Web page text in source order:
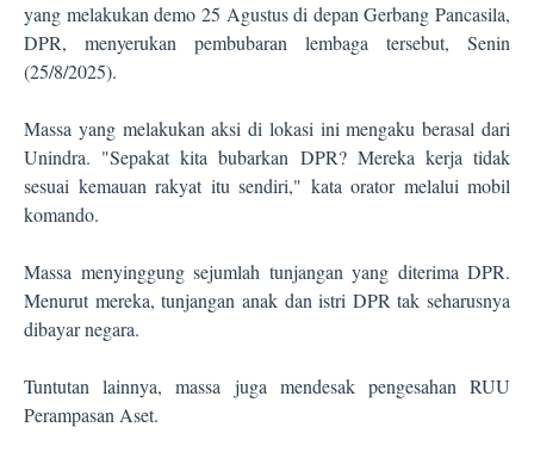
yang melakukan demo 25 Agustus di depan Gerbang Pancasila,
DPR, menyerukan pembubaran lembaga tersebut, Senin
(25/8/2025).
Massa yang melakukan aksi di lokasi ini mengaku berasal dari
Unindra. "Sepakat kita bubarkan DPR? Mereka kerja tidak
sesuai kemauan rakyat itu sendiri," kata orator melalui mobil
komando.
Massa menyinggung sejumlah tunjangan yang diterima DPR.
Menurut mereka, tunjangan anak dan istri DPR tak seharusnya
dibayar negara.
Tuntutan lainnya, massa juga mendesak pengesahan RUU
Perampasan Aset.